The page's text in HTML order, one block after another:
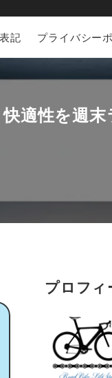
記 プライバシー
適性を週末
プロフィ